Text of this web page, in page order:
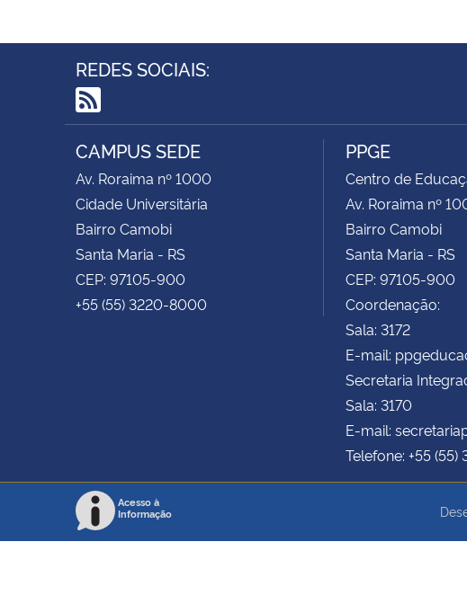
REDES SOCIAIS:
RSS
CAMPUS SEDE
Av. Roraima nº 1000
Cidade Universitária
Bairro Camobi
Santa Maria - RS
CEP: 97105-900
+55 (55) 3220-8000
PPGE
Centro de
Av. Roraima nº
Bairro Camobi
Santa Maria - RS
CEP: 97105-900
Coordenação:
Sala: 3172
E-mail:
Secretaria
Sala: 3170
E-mail:
Telefone: +55
Acesso à
Informação